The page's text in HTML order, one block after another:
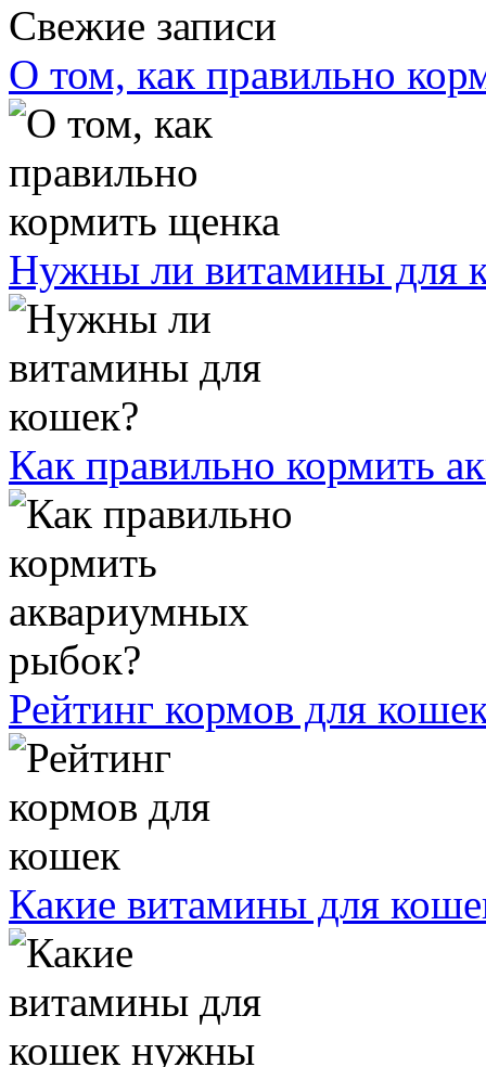
Свежие записи
О том, как правильно
Нужны ли витамины для
Как правильно кормить
Рейтинг кормов для
Какие витамины для